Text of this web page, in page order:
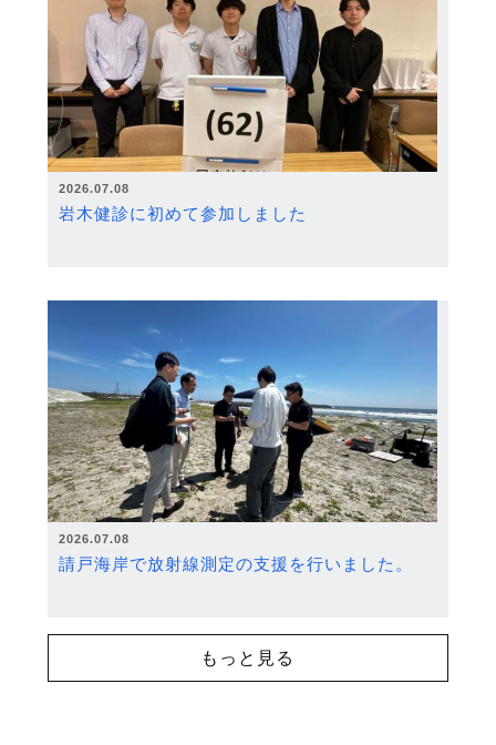
2026.07.08
岩木健診に初めて参加しました
2026.07.08
請戸海岸で放射線測定の支援を行いました。
もっと見る